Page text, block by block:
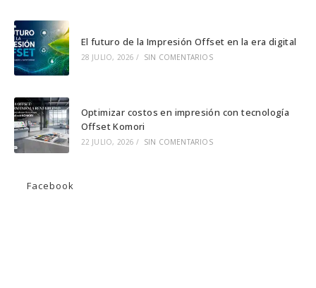
El futuro de la Impresión Offset en la era digital
28 JULIO, 2026 / SIN COMENTARIOS
Optimizar costos en impresión con tecnología
Offset Komori
22 JULIO, 2026 / SIN COMENTARIOS
Facebook